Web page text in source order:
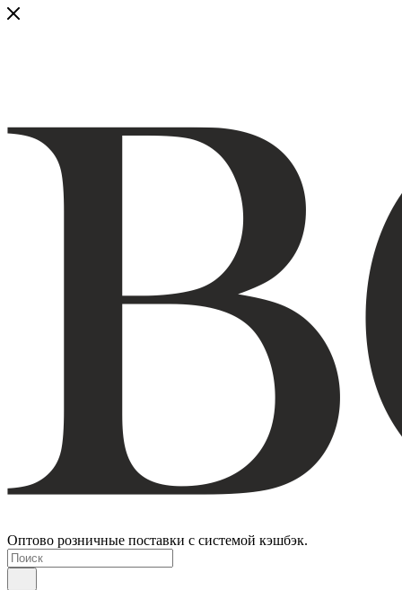
Оптово розничные поставки с системой кэшбэк.